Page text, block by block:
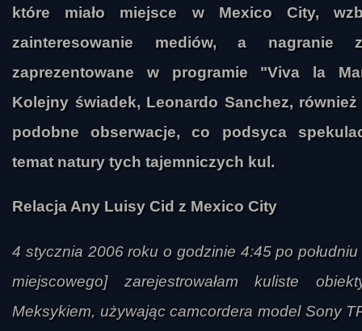
które miało miejsce w Mexico City,
zainteresowanie mediów, a nagranie
zaprezentowane w programie "Viva la
Kolejny świadek, Leonardo Sanchez, również
podobne obserwacje, co podsyca
temat natury tych tajemniczych kul.
Relacja Any Luisy Cid z Mexico City
4 stycznia 2006 roku o godzinie 4:45 po
miejscowego] zarejestrowałam kuliste
Meksykiem, używając camcordera model Sony